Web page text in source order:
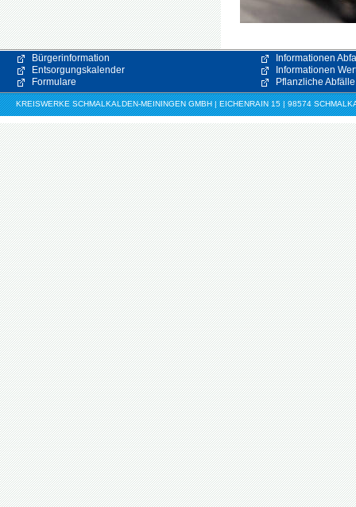
Bürgerinformation
Entsorgungskalender
Formulare
Informationen
Informationen
Pflanzliche Abfälle
KREISWERKE SCHMALKALDEN-MEININGEN GMBH | EICHENRAIN 15 | 98574